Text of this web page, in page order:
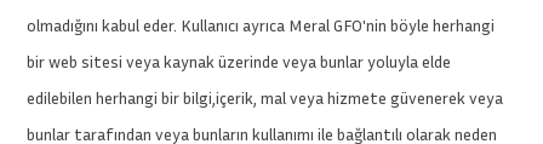
olmadığını kabul eder. Kullanıcı ayrıca Meral GFO'nin böyle herhangi
bir web sitesi veya kaynak üzerinde veya bunlar yoluyla elde
edilebilen herhangi bir bilgi,içerik, mal veya hizmete güvenerek veya
bunlar tarafından veya bunların kullanımı ile bağlantılı olarak neden